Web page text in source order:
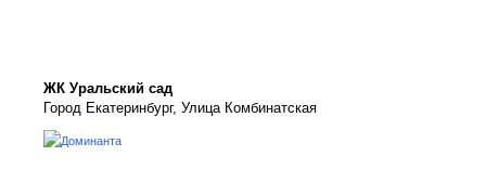
ЖК Уральский сад
Город Екатеринбург, Улица Комбинатская